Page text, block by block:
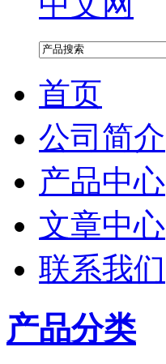
首页
公司简介
产品中心
文章中心
联系我们
产品分类